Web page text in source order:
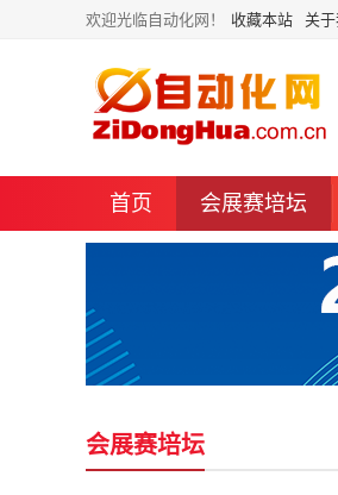
欢迎光临自动化网！ 收藏本站 关
首页 会展赛培坛
会展赛培坛